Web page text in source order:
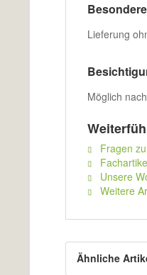
Lieferung
Möglich
Fragen
Unsere
Weitere
Ähnliche